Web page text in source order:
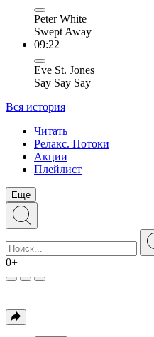
Peter White
Swept Away
09:22
Eve St. Jones
Say Say Say
Вся история
Читать
Релакс. Потоки
Акции
Плейлист
Еще
0+